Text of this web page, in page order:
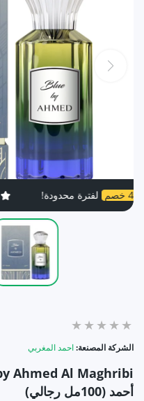
لفترة محدودة! منتج جديد
الشركة المصنعة:احمد المغربي
أحمد (100مل رجالي)